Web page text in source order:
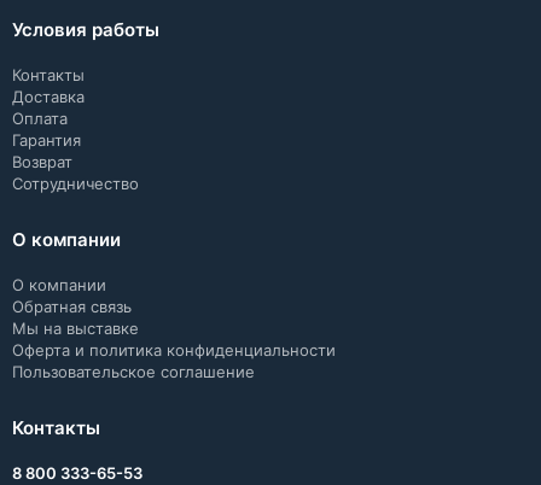
Условия работы
Контакты
Доставка
Оплата
Гарантия
Возврат
Сотрудничество
О компании
О компании
Обратная связь
Мы на выставке
Оферта и политика конфиденциальности
Пользовательское соглашение
Контакты
8 800 333-65-53